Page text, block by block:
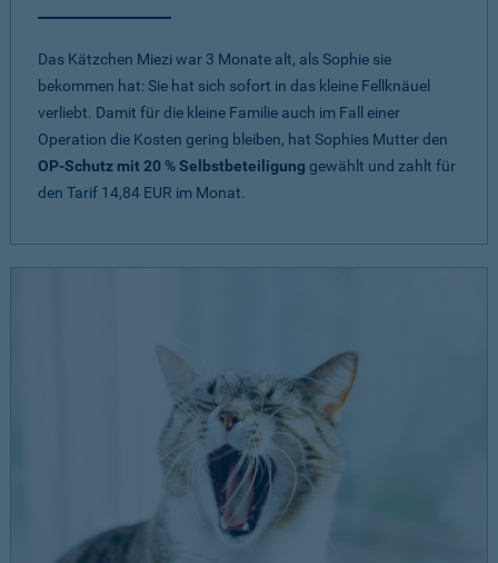
Das Kätzchen Miezi war 3 Monate alt, als Sophie sie
bekommen hat: Sie hat sich sofort in das kleine Fellknäuel
verliebt. Damit für die kleine Familie auch im Fall einer
Operation die Kosten gering bleiben, hat Sophies Mutter den
OP-Schutz mit 20 % Selbstbeteiligung gewählt und zahlt für
den Tarif 14,84 EUR im Monat.